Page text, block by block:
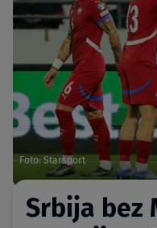
Foto: Starsport
Srbija bez